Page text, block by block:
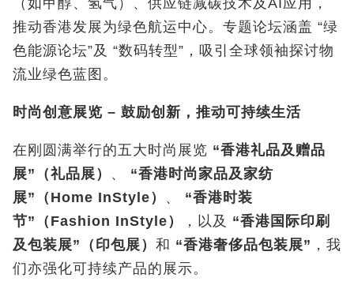
（如甲醇、氢气）、供应链减碳技术及AI应用，
推动香港发展为绿色航运中心。专题论坛涵盖 “绿
色能源论坛”及 “数码转型”，吸引全球领袖探讨物
流业绿色蓝图。
时尚创意展览 – 鼓励创新，推动可持续生活
在刚圆满举行的五大时尚展览 “香港礼品及赠品
展” （礼品展） 、 “香港时尚家品及家纺
展” （ Home InStyle） 、 “香港时装
节” （ Fashion InStyle） ，以及 “香港国际印刷
及包装展” （印包展） 和 “香港奢侈品包装展” ，我
们亦强化可持续产品的展示。